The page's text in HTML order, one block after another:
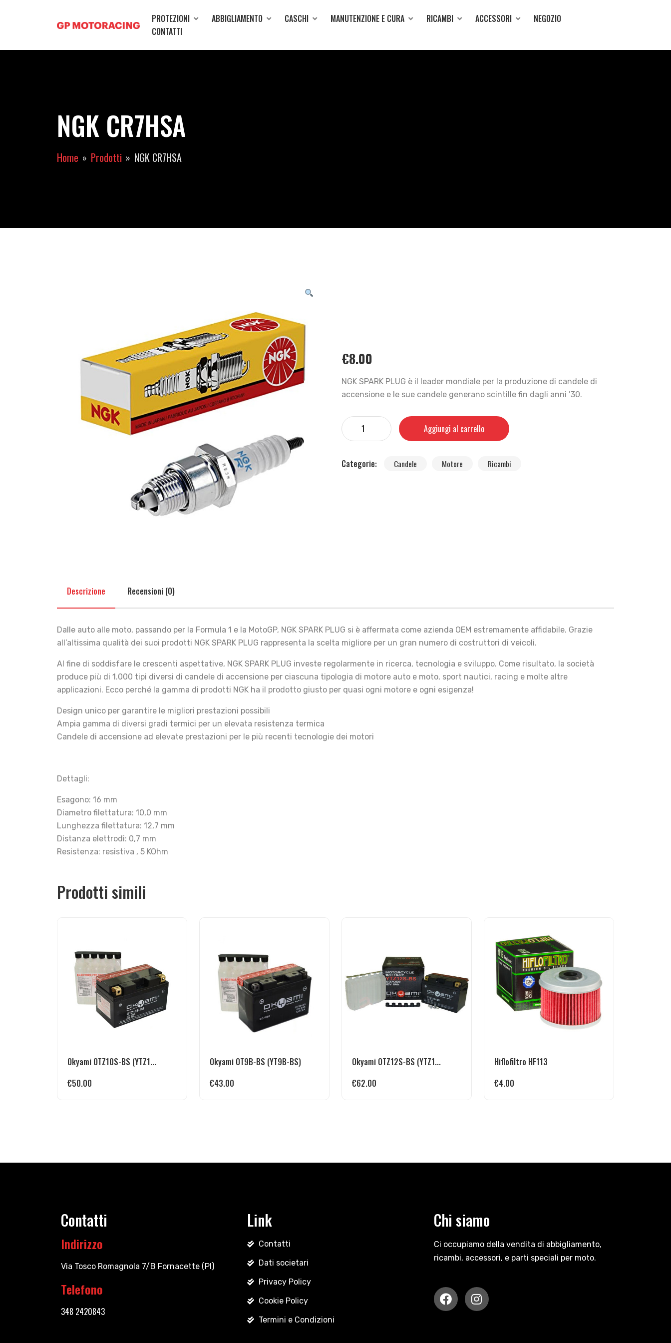
PROTEZIONI ABBIGLIAMENTO CASCHI MANUTENZIONE E CURA RICAMBI ACCESSORI
NEGOZIO
CONTATTI
NGK CR7HSA
Home Prodotti NGK CR7HSA
€8.00
NGK SPARK PLUG è il leader mondiale per la produzione di candele di
accensione e le sue candele generano scintille fin dagli anni ’30.
Aggiungi al carrello
Categorie: Candele Motore Ricambi
Descrizione Recensioni (0)
Dalle auto alle moto, passando per la Formula 1 e la MotoGP, NGK SPARK PLUG si è affermata come azienda OEM estremamente affidabile. Grazie
all’altissima qualità dei suoi prodotti NGK SPARK PLUG rappresenta la scelta migliore per un gran numero di costruttori di veicoli.
Al fine di soddisfare le crescenti aspettative, NGK SPARK PLUG investe regolarmente in ricerca, tecnologia e sviluppo. Come risultato, la società
produce più di 1.000 tipi diversi di candele di accensione per ciascuna tipologia di motore auto e moto, sport nautici, racing e molte altre
applicazioni. Ecco perché la gamma di prodotti NGK ha il prodotto giusto per quasi ogni motore e ogni esigenza!
Design unico per garantire le migliori prestazioni possibili
Ampia gamma di diversi gradi termici per un elevata resistenza termica
Candele di accensione ad elevate prestazioni per le più recenti tecnologie dei motori
Dettagli:
Esagono: 16 mm
Diametro filettatura: 10,0 mm
Lunghezza filettatura: 12,7 mm
Distanza elettrodi: 0,7 mm
Resistenza: resistiva , 5 KOhm
Prodotti simili
Okyami OTZ10S-BS (YTZ1...
€50.00
Okyami OT9B-BS (YT9B-BS)
€43.00
Okyami OTZ12S-BS (YTZ1...
€62.00
Hiflofiltro HF113
€4.00
Contatti
Indirizzo
Via Tosco Romagnola 7/B Fornacette (PI)
Telefono
348 2420843
Link
Contatti
Dati societari
Privacy Policy
Cookie Policy
Termini e Condizioni
Chi siamo
Ci occupiamo della vendita di abbigliamento,
ricambi, accessori, e parti speciali per moto.